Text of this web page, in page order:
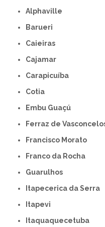
Alphaville
Barueri
Caieiras
Cajamar
Carapicuíba
Cotia
Embu Guaçú
Ferraz de
Francisco Morato
Franco da Rocha
Guarulhos
Itapecerica da Serra
Itapevi
Itaquaquecetuba